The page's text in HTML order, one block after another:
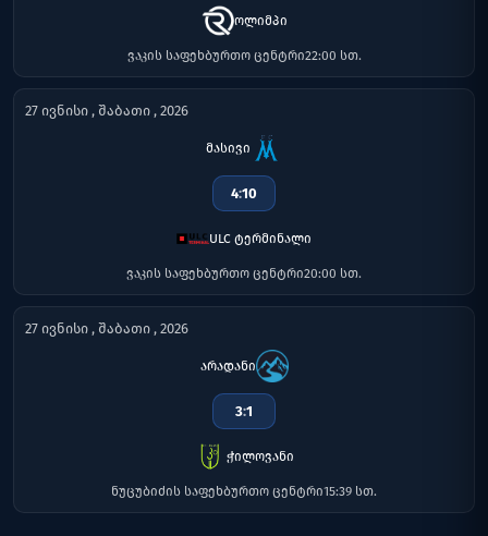
ოლიმპი
ვაკის საფეხბურთო ცენტრი22:00 სთ.
27 ივნისი , შაბათი , 2026
მასივი
4:10
ULC ტერმინალი
ვაკის საფეხბურთო ცენტრი20:00 სთ.
27 ივნისი , შაბათი , 2026
არადანი
3:1
ჭილოვანი
ნუცუბიძის საფეხბურთო ცენტრი15:39 სთ.